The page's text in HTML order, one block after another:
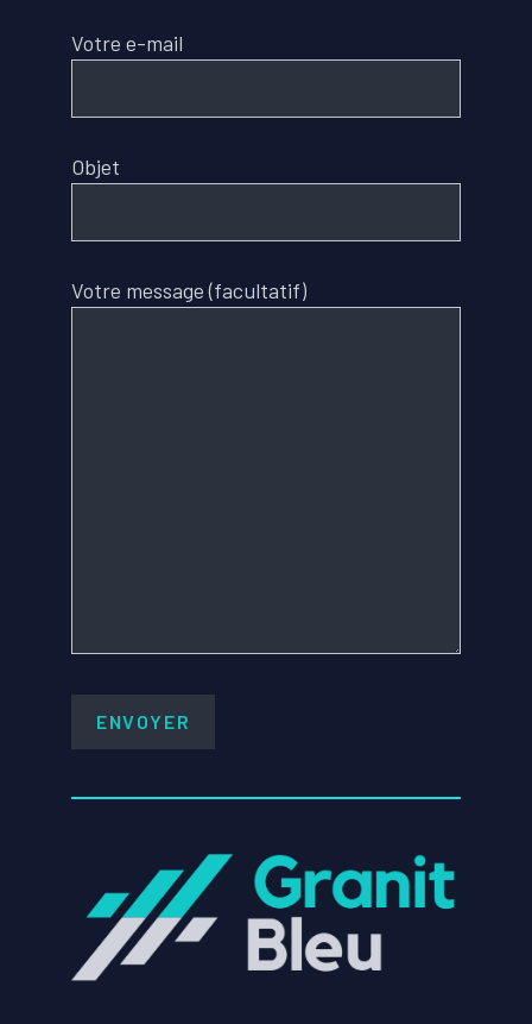
Votre e-mail
Objet
Votre message (facultatif)